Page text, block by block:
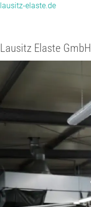
lausitz-elaste.de
Lausitz Elaste GmbH